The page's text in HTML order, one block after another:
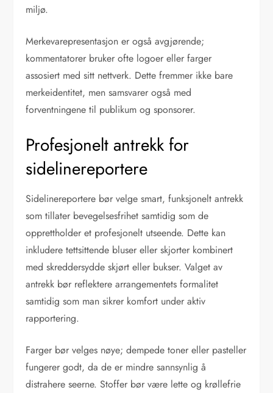
miljø.
Merkevarepresentasjon er også avgjørende;
kommentatorer bruker ofte logoer eller farger
assosiert med sitt nettverk. Dette fremmer ikke bare
merkeidentitet, men samsvarer også med
forventningene til publikum og sponsorer.
Profesjonelt antrekk for
sidelinereportere
Sidelinereportere bør velge smart, funksjonelt antrekk
som tillater bevegelsesfrihet samtidig som de
opprettholder et profesjonelt utseende. Dette kan
inkludere tettsittende bluser eller skjorter kombinert
med skreddersydde skjørt eller bukser. Valget av
antrekk bør reflektere arrangementets formalitet
samtidig som man sikrer komfort under aktiv
rapportering.
Farger bør velges nøye; dempede toner eller pasteller
fungerer godt, da de er mindre sannsynlig å
distrahere seerne. Stoffer bør være lette og krøllefrie